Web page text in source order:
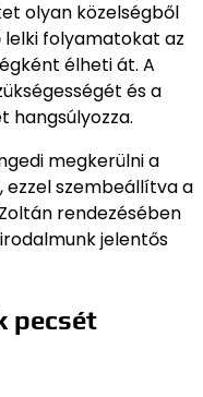
olyan közelségből
folyamatokat az
élheti át. A
és a
hangsúlyozza.
megkerülni a
ezzel szembeállítva a
rendezésében
jelentős
pecsét